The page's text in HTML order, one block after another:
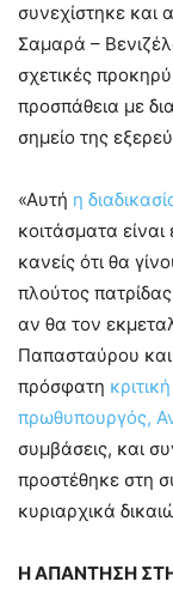
συνεχίστηκε και
Σαμαρά –
σχετικές
προσπάθεια με
σημείο της
«Αυτή η
κοιτάσματα
κανείς ότι θα
πλούτος
αν θα τον
Παπασταύρου
πρόσφατη
πρωθυπουργός,
συμβάσεις, και
προστέθηκε στη
κυριαρχικά
Η ΑΠΑΝΤΗΣΗ